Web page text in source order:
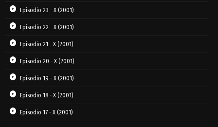
Episodio 23 - X (2001)
Episodio 22 - X (2001)
Episodio 21 - X (2001)
Episodio 20 - X (2001)
Episodio 19 - X (2001)
Episodio 18 - X (2001)
Episodio 17 - X (2001)